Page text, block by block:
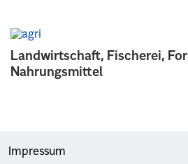
Landwirtschaft, Fischerei,
Nahrungsmittel
Impressum